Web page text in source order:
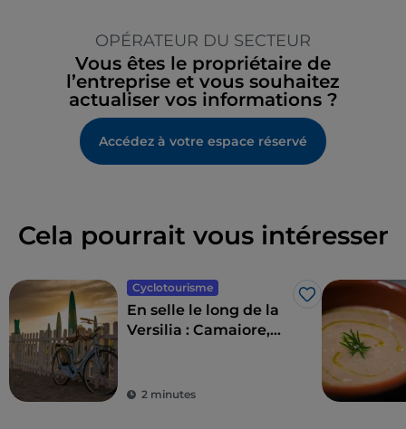
OPÉRATEUR DU SECTEUR
Vous êtes le propriétaire de
l’entreprise et vous souhaitez
actualiser vos informations ?
Accédez à votre espace réservé
Cela pourrait vous intéresser
Cyclotourisme
J’aime
En selle le long de la
Versilia : Camaiore,
2 minutes